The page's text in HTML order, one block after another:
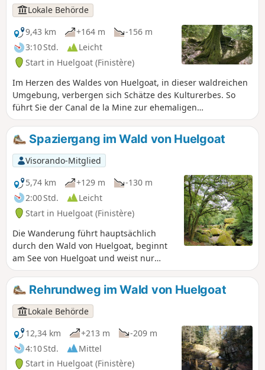
Lokale Behörde
9,43 km
+164 m
-156 m
3:10 Std.
Leicht
Start in Huelgoat (Finistère)
Im Herzen des Waldes von Huelgoat, in dieser waldreichen
Umgebung, verbergen sich Schätze des Kulturerbes. So
führt Sie der Canal de la Mine zur ehemaligen
Silberbleimine und anschließend zu den bedeutendsten
Sehenswürdigkeiten dieses legendären Waldes.
Spaziergang im Wald von Huelgoat
Visorando-Mitglied
5,74 km
+129 m
-130 m
2:00 Std.
Leicht
Start in Huelgoat (Finistère)
Die Wanderung führt hauptsächlich
durch den Wald von Huelgoat, beginnt
am See von Huelgoat und weist nur
geringe Höhenunterschiede auf.
Sehenswürdigkeiten: die Grotte du
Diable, der Ménage de la Vierge, der
Roche Tremblante, die Pont Rouge, die
Grotte d'Artus, der Menhir de la Mare
aux Sangliers, die Mare aux Sangliers,
der Aussichtspunkt, das Camp d'Artus.
Rehrundweg im Wald von Huelgoat
Lokale Behörde
12,34 km
+213 m
-209 m
4:10 Std.
Mittel
Start in Huelgoat (Finistère)